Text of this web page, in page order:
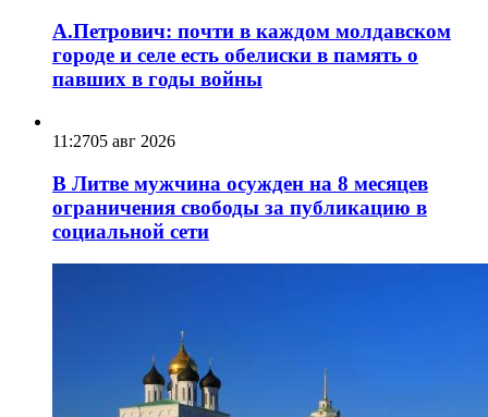
А.Петрович: почти в каждом молдавском
городе и селе есть обелиски в память о
павших в годы войны
11:2705 авг 2026
В Литве мужчина осужден на 8 месяцев
ограничения свободы за публикацию в
социальной сети